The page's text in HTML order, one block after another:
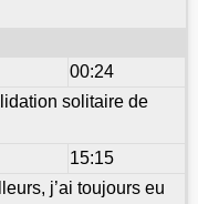
00:24
solitaire de
15:15
j’ai toujours eu